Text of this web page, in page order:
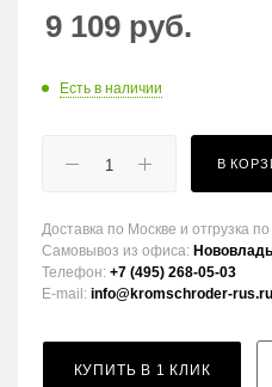
9 109 руб.
Есть в наличии
В
Доставка по Москве и отгрузка
Самовывоз из офиса:
Телефон: +7 (495) 268-05-03
E-mail: info@kromschroder-rus.ru
КУПИТЬ В 1 КЛИК